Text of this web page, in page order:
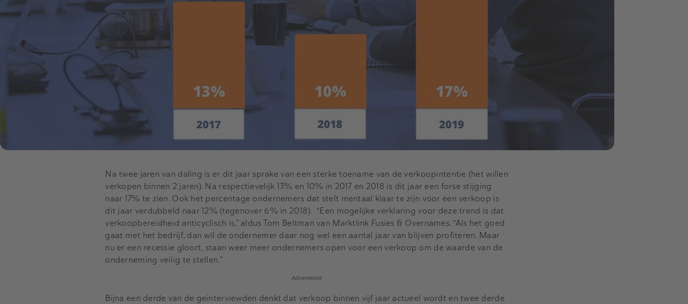
Na twee jaren van daling is er dit jaar sprake van een sterke toename van de verkoopintentie (het willen
verkopen binnen 2 jaren). Na respectievelijk 13% en 10% in 2017 en 2018 is dit jaar een forse stijging
naar 17% te zien. Ook het percentage ondernemers dat stelt mentaal klaar te zijn voor een verkoop is
dit jaar verdubbeld naar 12% (tegenover 6% in 2018). “Een mogelijke verklaring voor deze trend is dat
verkoopbereidheid anticyclisch is,” aldus Tom Beltman van Marktlink Fusies & Overnames. “Als het goed
gaat met het bedrijf, dan wil de ondernemer daar nog wel een aantal jaar van blijven profiteren. Maar
nu er een recessie gloort, staan weer meer ondernemers open voor een verkoop om de waarde van de
onderneming veilig te stellen.”
Advertentie
Bijna een derde van de geïnterviewden denkt dat verkoop binnen vijf jaar actueel wordt en twee derde